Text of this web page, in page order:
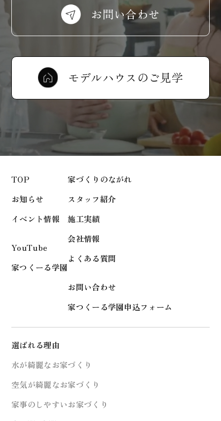
お問い合わせ
モデルハウスのご見学
TOP
お知らせ
イベント情報
YouTube
家つくーる学園
家づくりのながれ
スタッフ紹介
施工実績
会社情報
よくある質問
お問い合わせ
家つくーる学園申込フォーム
選ばれる理由
水が綺麗なお家づくり
空気が綺麗なお家づくり
家事のしやすいお家づくり